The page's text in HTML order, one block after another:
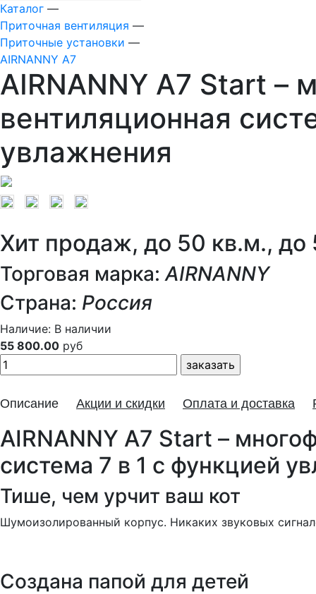
Каталог —
Приточная вентиляция —
Приточные установки —
AIRNANNY A7
AIRNANNY A7 Start –
вентиляционная
увлажнения
Хит продаж, до 50 кв.м., до
Торговая марка:AIRNANNY
Страна: Россия
Наличие: В наличии
55 800.00 руб
Описание Акции и скидки Оплата и доставка
AIRNANNY A7 Start –
система 7 в 1 с функцией
Тише, чем урчит ваш кот
Шумоизолированный корпус. Никаких звуковых
Создана папой для детей